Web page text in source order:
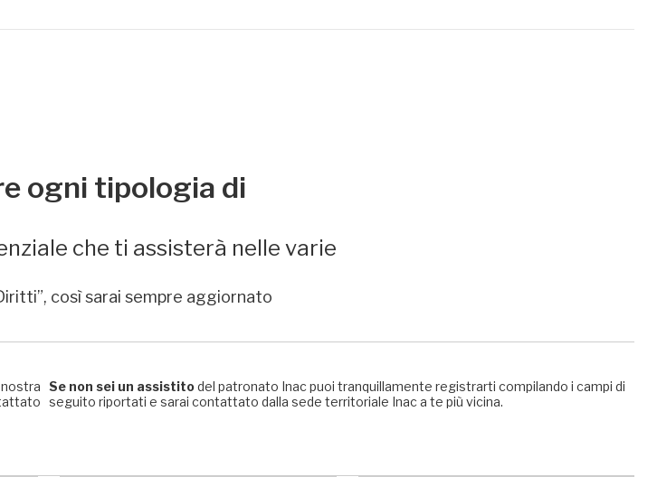
ogni tipologia di
che ti assisterà nelle varie
così sarai sempre aggiornato
Se non sei un assistitodel patronato Inac puoi tranquillamente registrarti compilando i campi di
seguito riportati e sarai contattato dalla sede territoriale Inac a te più vicina.